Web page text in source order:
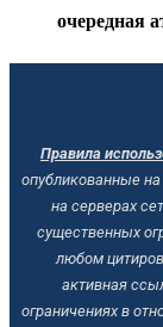
очередная
Правила
опубликованные
на серверах
существенных
любом
активная
ограничениях в